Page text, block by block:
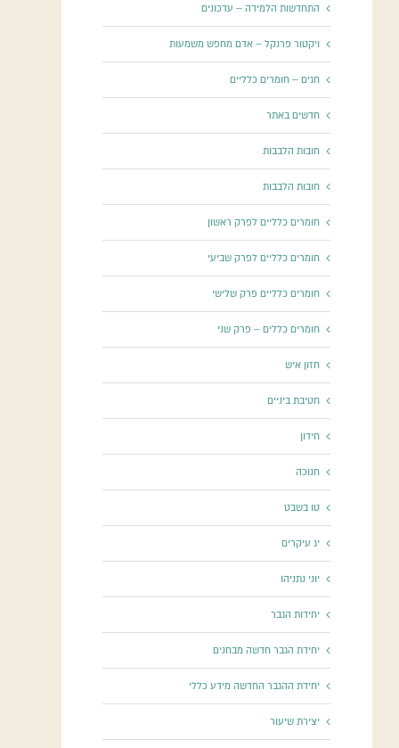
התחדשות הלמידה – עדכונים
ויקטור פרנקל – אדם מחפש משמעות
חגים – חומרים כלליים
חדשים באתר
חובות הלבבות
חובות הלבבות
חומרים כלליים לפרק ראשון
חומרים כלליים לפרק שביעי
חומרים כלליים פרק שלישי
חומרים כללים – פרק שני
חזון איש
חטיבת ביניים
חידון
חנוכה
טו בשבט
יג עיקרים
יוני נתניהו
יחידות הגבר
יחידת הגבר חדשה מבחנים
יחידת ההגבר החדשה מידע כללי
יצירת שיעור